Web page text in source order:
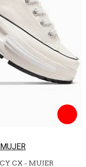
CX - MUJER